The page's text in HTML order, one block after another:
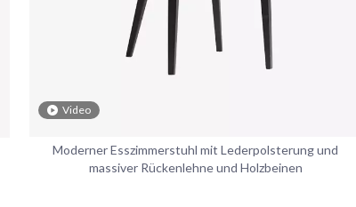
Video
Moderner Esszimmerstuhl mit Lederpolsterung und
massiver Rückenlehne und Holzbeinen